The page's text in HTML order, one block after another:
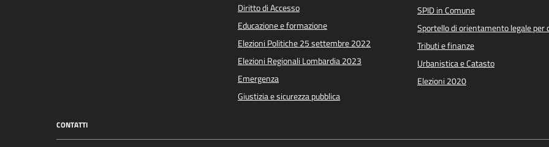
Diritto di Accesso
Educazione e formazione
Elezioni Politiche 25 settembre 2022
Elezioni Regionali Lombardia 2023
Emergenza
Giustizia e sicurezza pubblica
SPID in Comune
Sportello di orientamento legale per
Tributi e finanze
Urbanistica e Catasto
Elezioni 2020
CONTATTI